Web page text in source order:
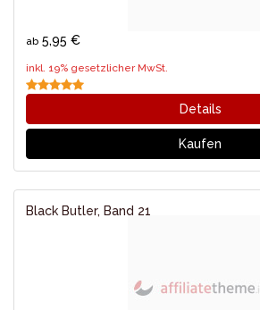
ab 5,95 €
inkl. 19% gesetzlicher MwSt.
Details
Kaufen
Black Butler, Band 21